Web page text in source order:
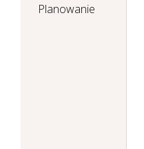
Planowanie